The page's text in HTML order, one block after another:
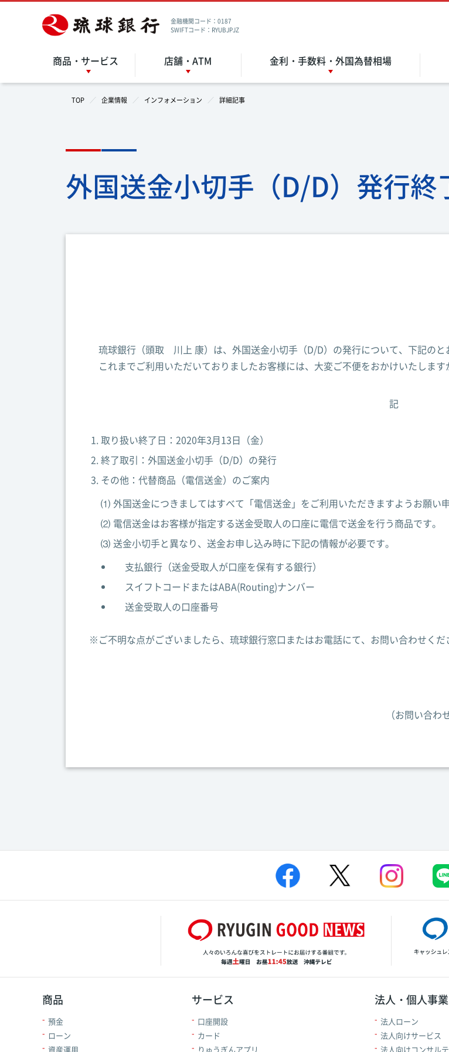
金融機関コード：0187
SWIFTコード：RYUBJPJZ
商品・サービス 店舗・ATM 金利・手数料・外国為替相場
TOP 企業情報 インフォメーション 詳細記事
外国送金小切手（D/D）発行終
琉球銀行（頭取 川上 康）は、外国送金小切手（D/D）の発行について、下記のと
これまでご利用いただいておりましたお客様には、大変ご不便をおかけいたします
記
取り扱い終了日：2020年3月13日（金）
終了取引：外国送金小切手（D/D）の発行
その他：代替商品（電信送金）のご案内
⑴ 外国送金につきましてはすべて「電信送金」をご利用いただきますようお願い
⑵ 電信送金はお客様が指定する送金受取人の口座に電信で送金を行う商品です。
⑶ 送金小切手と異なり、送金お申し込み時に下記の情報が必要です。
支払銀行（送金受取人が口座を保有する銀行）
スイフトコードまたはABA(Routing)ナンバー
送金受取人の口座番号
※ご不明な点がございましたら、琉球銀行窓口またはお電話にて、お問い合わせくだ
（お問い合
商品
預金
ローン
資産運用
サービス
口座開設
カード
りゅうぎんアプリ
法人・個人事
法人ローン
法人向けサービス
法人向けコンサル